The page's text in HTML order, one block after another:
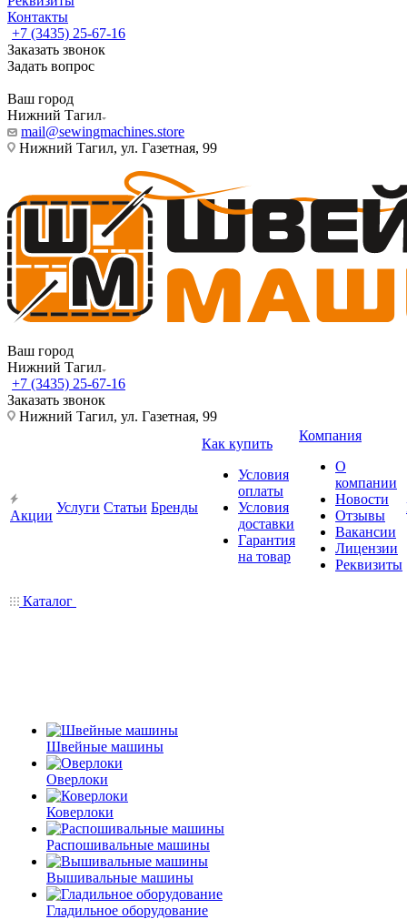
Контакты
+7 (3435) 25-67-16
Заказать звонок
Задать вопрос
Ваш город
Нижний Тагил
mail@sewingmachines.store
Нижний Тагил, ул. Газетная, 99
Ваш город
Нижний Тагил
+7 (3435) 25-67-16
Заказать звонок
Нижний Тагил, ул. Газетная, 99
Акции
Услуги Статьи Бренды
Как купить
Условия
оплаты
Условия
доставки
Гарантия
на товар
Компания
О
компании
Новости
Отзывы
Вакансии
Лицензии
Реквизиты
Каталог
Швейные машины
Оверлоки
Коверлоки
Распошивальные машины
Вышивальные машины
Гладильное оборудование